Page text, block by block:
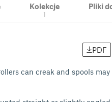
Kolekcje
1
Pliki
PDF
can creak and spools may